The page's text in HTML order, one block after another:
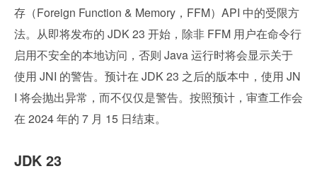
存（Foreign Function & Memory，FFM）API 中的受限方
法。从即将发布的 JDK 23 开始，除非 FFM 用户在命令行
启用不安全的本地访问，否则 Java 运行时将会显示关于
使用 JNI 的警告。预计在 JDK 23 之后的版本中，使用 JN
I 将会抛出异常，而不仅仅是警告。按照预计，审查工作会
在 2024 年的 7 月 15 日结束。
JDK 23